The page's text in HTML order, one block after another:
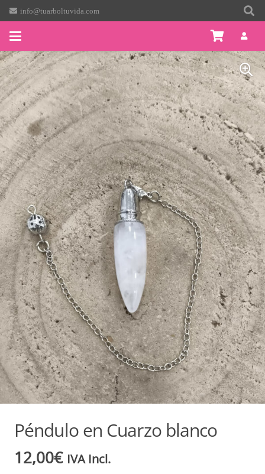
info@tuarboltuvida.com
Péndulo en Cuarzo blanco
12,00€ IVA Incl.